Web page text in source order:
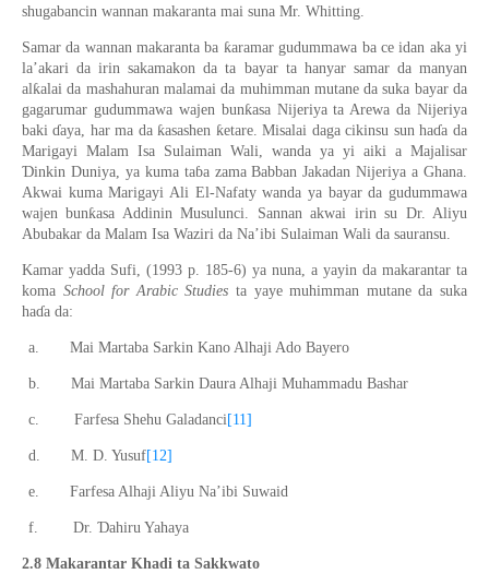
shugabancin wannan makaranta mai suna Mr. Whitting.
Samar da wannan makaranta ba ƙaramar gudummawa ba ce idan aka yi
la’akari da irin sakamakon da ta bayar ta hanyar samar da manyan
alƙalai da mashahuran malamai da muhimman mutane da suka bayar da
gagarumar gudummawa wajen bunƙasa Nijeriya ta Arewa da Nijeriya
bakiɗaya, har ma daƙasashen ƙetare. Misalai daga cikinsu sun haɗa da
Marigayi Malam Isa Sulaiman Wali, wanda ya yi aiki a Majalisar
Ɗinkin Duniya, ya kuma taɓa zama Babban Jakadan Nijeriya a Ghana.
Akwai kuma Marigayi Ali El-Nafaty wanda ya bayar da gudummawa
wajen bunƙasa Addinin Musulunci. Sannan akwai irin su Dr. Aliyu
Abubakar da Malam Isa Waziri da Na’ibi Sulaiman Wali da sauransu.
Kamar yadda Sufi, (1993 p. 185-6) ya nuna, a yayin da makarantar ta
koma School for Arabic Studies ta yayemuhimman mutaneda suka
haɗa da:
a. Mai Martaba Sarkin Kano Alhaji Ado Bayero
b. Mai Martaba Sarkin Daura Alhaji Muhammadu Bashar
c. Farfesa Shehu Galadanci[11]
d. M. D. Yusuf[12]
e. Farfesa Alhaji Aliyu Na’ibi Suwaid
f. Dr. Ɗahiru Yahaya
2.8 Makarantar Khadi ta Sakkwato